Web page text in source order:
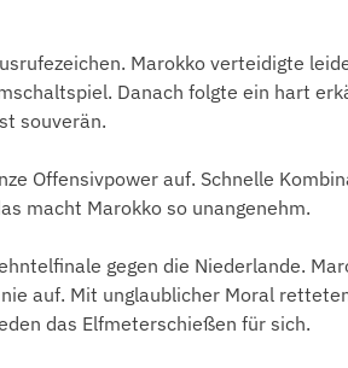
Marokko verteidigte
Danach folgte ein hart
souverän.
Offensivpower auf. Schnelle
macht Marokko so unangenehm.
gegen die Niederlande.
auf. Mit unglaublicher Moral
das Elfmeterschießen für sich.